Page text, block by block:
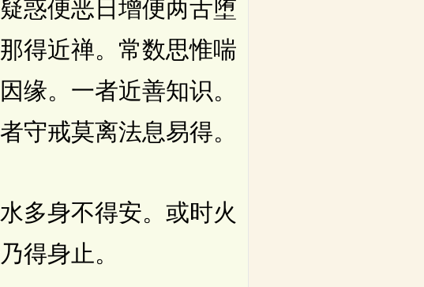
惑便恶日增便两舌堕
得近禅。常数思惟喘
缘。一者近善知识。
守戒莫离法息易得。
身不得安。或时火
得身止。